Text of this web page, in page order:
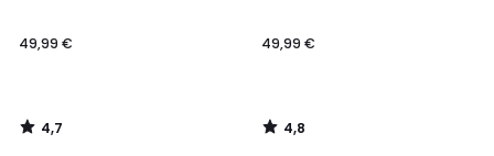
49,99 €
4,7
/
49,99 €
4,8
/